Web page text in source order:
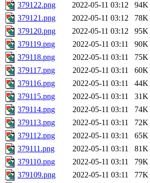
379122.png
2022-05-11 03:12
94K
379121.png
2022-05-11 03:12
78K
379120.png
2022-05-11 03:12
95K
379119.png
2022-05-11 03:11
90K
379118.png
2022-05-11 03:11
75K
379117.png
2022-05-11 03:11
60K
379116.png
2022-05-11 03:11
44K
379115.png
2022-05-11 03:11
31K
379114.png
2022-05-11 03:11
74K
379113.png
2022-05-11 03:11
72K
379112.png
2022-05-11 03:11
65K
379111.png
2022-05-11 03:11
81K
379110.png
2022-05-11 03:11
79K
379109.png
2022-05-11 03:11
77K